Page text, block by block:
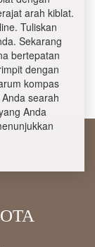
arah kiblat.
Tuliskan
Sekarang
bertepatan
dengan
kompas
searah
Anda